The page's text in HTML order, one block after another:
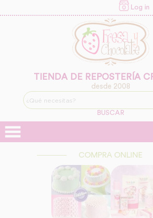
Log in
TIENDA DE REPOSTERÍA
desde 2008
BUSCAR
COMPRA ONLINE
INFORMACION SOBRE LA
PROTECCIÓN DE TUS
Legitimación:
Destinatarios: